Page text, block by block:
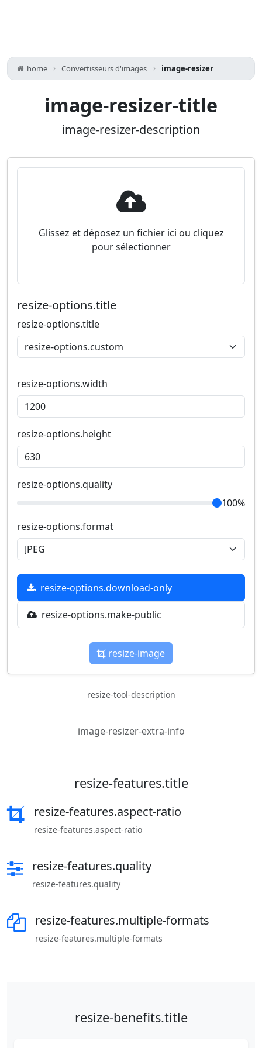
home Convertisseurs d'images image-resizer
image-resizer-title
image-resizer-description
Glissez et déposez un fichier ici ou cliquez
pour sélectionner
resize-options.title
resize-options.title
resize-options.width
resize-options.height
resize-options.quality
100%
resize-options.format
resize-options.download-only
resize-options.make-public
resize-image
resize-tool-description
image-resizer-extra-info
resize-features.title
resize-features.aspect-ratio
resize-features.aspect-ratio
resize-features.quality
resize-features.quality
resize-features.multiple-formats
resize-features.multiple-formats
resize-benefits.title